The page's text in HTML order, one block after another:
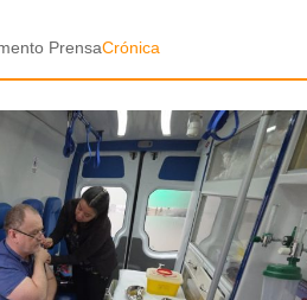
PrensaCrónica